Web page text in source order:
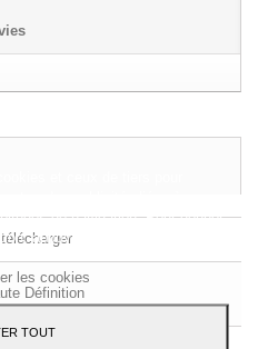
Définition
et ceux de tiers pour
de navigation. Pour donner
appuyez sur le bouton
les cookies
TOUT